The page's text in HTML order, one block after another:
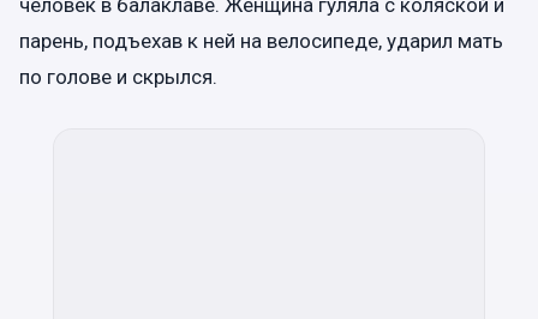
человек в балаклаве. Женщина гуляла с коляской и
парень, подъехав к ней на велосипеде, ударил мать
по голове и скрылся.